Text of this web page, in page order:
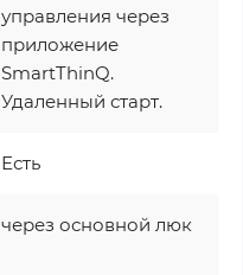
управления через
приложение
SmartThinQ.
Удаленный старт.
Есть
через основной люк